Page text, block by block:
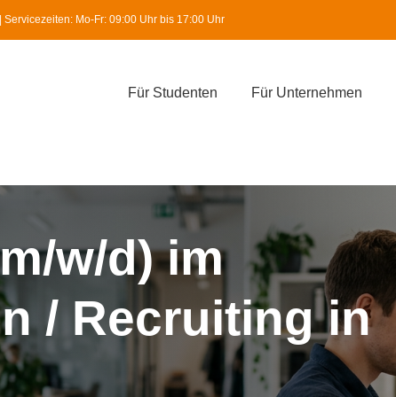
Mo-Fr: 09:00 Uhr bis 17:00 Uhr
Für Studenten Für Unternehmen
w/d) im
/ Recruiting in